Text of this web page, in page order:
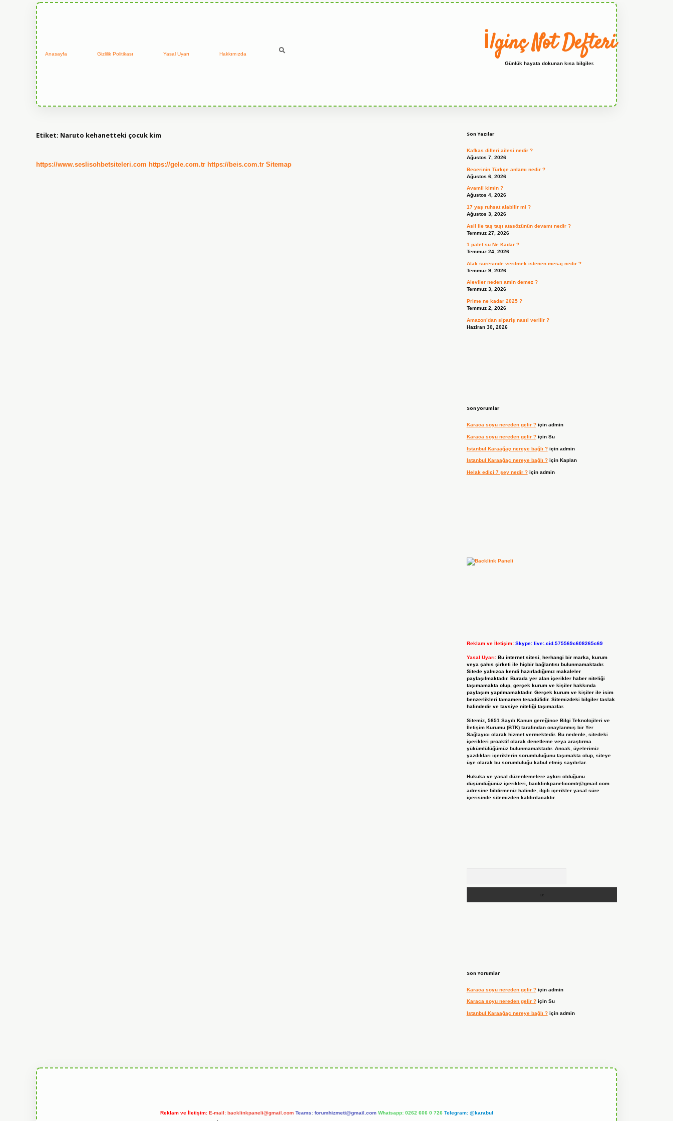
Anasayfa Gizlilik Politikası Yasal Uyarı Hakkımızda İlginç Not Defteri
Günlük hayata dokunan kısa bilgiler.
Etiket: Naruto kehanetteki çocuk kim
https://www.seslisohbetsiteleri.com https://gele.com.tr https://beis.com.tr Sitemap
Son Yazılar
Kafkas dilleri ailesi nedir ?
Ağustos 7, 2026
Becerinin Türkçe anlamı nedir ?
Ağustos 6, 2026
Avamil kimin ?
Ağustos 4, 2026
17 yaş ruhsat alabilir mi ?
Ağustos 3, 2026
Asil ile taş taşı atasözünün devamı nedir ?
Temmuz 27, 2026
1 palet su Ne Kadar ?
Temmuz 24, 2026
Alak suresinde verilmek istenen mesaj nedir ?
Temmuz 9, 2026
Aleviler neden amin demez ?
Temmuz 3, 2026
Prime ne kadar 2025 ?
Temmuz 2, 2026
Amazon’dan sipariş nasıl verilir ?
Haziran 30, 2026
Son yorumlar
Karaca soyu nereden gelir ?için admin
Karaca soyu nereden gelir ?için Su
Istanbul Karaağaç nereye bağlı ?için admin
Istanbul Karaağaç nereye bağlı ?için Kaplan
Helak edici 7 şey nedir ?için admin
Reklam ve İletişim: Skype: live:.cid.575569c608265c69
Yasal Uyarı: Bu internet sitesi, herhangi bir marka, kurum
veya şahıs şirketi ile hiçbir bağlantısı bulunmamaktadır.
Sitede yalnızca kendi hazırladığımız makaleler
paylaşılmaktadır. Burada yer alan içerikler haber niteliği
taşımamakta olup, gerçek kurum ve kişiler hakkında
paylaşım yapılmamaktadır. Gerçek kurum ve kişiler ile isim
benzerlikleri tamamen tesadüfidir. Sitemizdeki bilgiler taslak
halindedir ve tavsiye niteliği taşımazlar.
Sitemiz, 5651 Sayılı Kanun gereğince Bilgi Teknolojileri ve
İletişim Kurumu (BTK) tarafından onaylanmış bir Yer
Sağlayıcı olarak hizmet vermektedir. Bu nedenle, sitedeki
içerikleri proaktif olarak denetleme veya araştırma
yükümlülüğümüz bulunmamaktadır. Ancak, üyelerimiz
yazdıkları içeriklerin sorumluluğunu taşımakta olup, siteye
üye olarak bu sorumluluğu kabul etmiş sayılırlar.
Hukuka ve yasal düzenlemelere aykırı olduğunu
düşündüğünüz içerikleri, backlinkpanelicomtr@gmail.com
adresine bildirmeniz halinde, ilgili içerikler yasal süre
içerisinde sitemizden kaldırılacaktır.
Son Yorumlar
Karaca soyu nereden gelir ?için admin
Karaca soyu nereden gelir ?için Su
Istanbul Karaağaç nereye bağlı ?için admin
Reklam ve İletişim: E-mail: backlinkpaneli@gmail.com Teams: forumhizmeti@gmail.com Whatsapp: 0262 606 0 726 Telegram: @karabul